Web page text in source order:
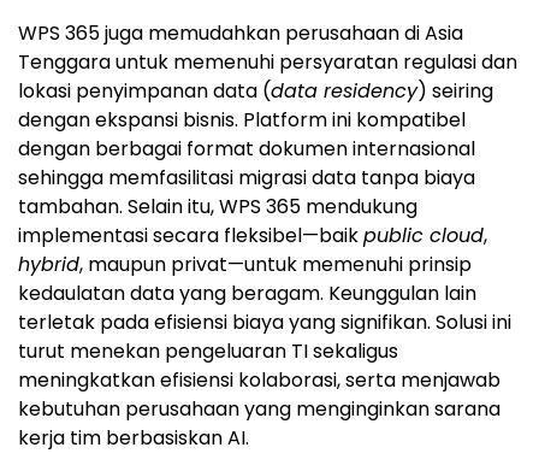
WPS 365 juga memudahkan perusahaan di Asia
Tenggara untuk memenuhi persyaratan regulasi dan
lokasi penyimpanan data (data residency) seiring
dengan ekspansi bisnis. Platform ini kompatibel
dengan berbagai format dokumen internasional
sehingga memfasilitasi migrasi data tanpa biaya
tambahan. Selain itu, WPS 365 mendukung
implementasi secara fleksibel—baikpublic cloud,
hybrid, maupun privat—untuk memenuhi prinsip
kedaulatan data yang beragam. Keunggulan lain
terletak pada efisiensi biaya yang signifikan. Solusi ini
turut menekan pengeluaran TI sekaligus
meningkatkan efisiensi kolaborasi, serta menjawab
kebutuhan perusahaan yang menginginkan sarana
kerja tim berbasiskan AI.